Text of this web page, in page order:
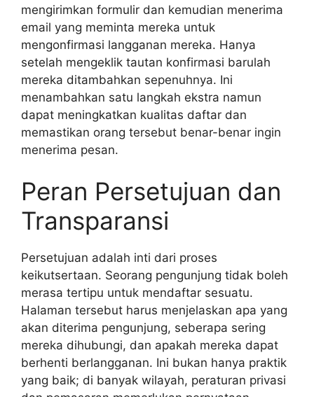
mengirimkan formulir dan kemudian menerima
email yang meminta mereka untuk
mengonfirmasi langganan mereka. Hanya
setelah mengeklik tautan konfirmasi barulah
mereka ditambahkan sepenuhnya. Ini
menambahkan satu langkah ekstra namun
dapat meningkatkan kualitas daftar dan
memastikan orang tersebut benar-benar ingin
menerima pesan.
Peran Persetujuan dan
Transparansi
Persetujuan adalah inti dari proses
keikutsertaan. Seorang pengunjung tidak boleh
merasa tertipu untuk mendaftar sesuatu.
Halaman tersebut harus menjelaskan apa yang
akan diterima pengunjung, seberapa sering
mereka dihubungi, dan apakah mereka dapat
berhenti berlangganan. Ini bukan hanya praktik
yang baik; di banyak wilayah, peraturan privasi